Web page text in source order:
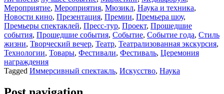
Мероприятие, Мероприятия, Мюзикл, Наука и техника,
Новости кино, Презентация, Премии, Премьера шоу,
Премьеры спектаклей, Пресс-тур, Проект, Прошедшие
события, Прошедшие события, Событие, Событие года, Стиль
жизни, Творческий вечер, Театр, Театрализованная экскурсия,
Технологии, Товары, Фестивали, Фестиваль, Церемония
награждения
Tagged Иммерсивный спектакль, Искусство, Наука